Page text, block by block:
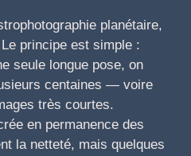
planétaire,
principe est simple :
seule longue pose, on
centaines — voire
très courtes.
en permanence des
la netteté, mais quelques